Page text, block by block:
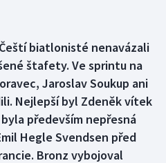
biatlonisté nenavázali
štafety. Ve sprintu na
Jaroslav Soukup ani
Nejlepší byl Zdeněk vítek
především nepřesná
Hegle Svendsen před
Bronz vybojoval